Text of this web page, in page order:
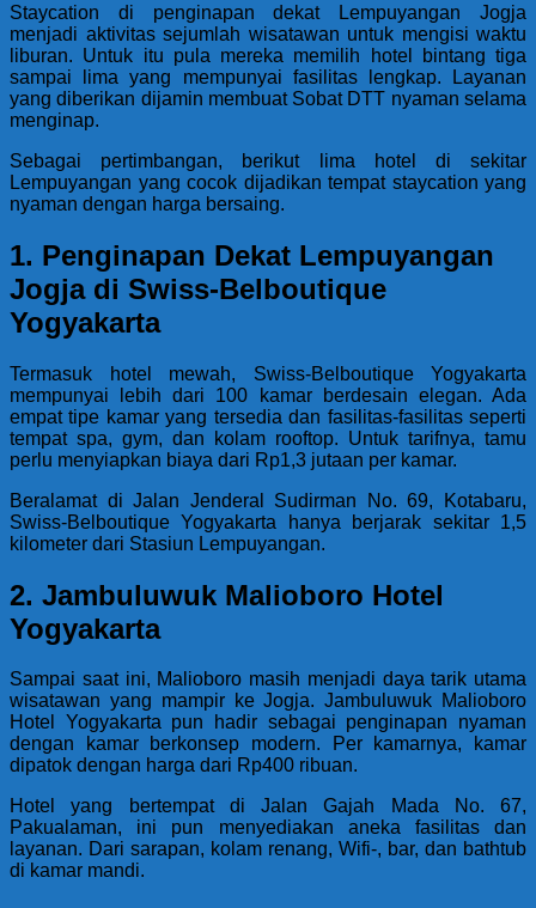
Staycation di penginapan dekat Lempuyangan Jogja
menjadi aktivitas sejumlah wisatawan untuk mengisi waktu
liburan. Untuk itu pula mereka memilih hotel bintang tiga
sampai lima yang mempunyai fasilitas lengkap. Layanan
yang diberikan dijamin membuat Sobat DTT nyaman selama
menginap.
Sebagai pertimbangan, berikut lima hotel di sekitar
Lempuyangan yang cocok dijadikan tempat staycation yang
nyaman dengan harga bersaing.
1. Penginapan Dekat Lempuyangan
Jogja di Swiss-Belboutique
Yogyakarta
Termasuk hotel mewah, Swiss-Belboutique Yogyakarta
mempunyai lebih dari 100 kamar berdesain elegan. Ada
empat tipe kamar yang tersedia dan fasilitas-fasilitas seperti
tempat spa, gym, dan kolam rooftop. Untuk tarifnya, tamu
perlu menyiapkan biaya dari Rp1,3 jutaan per kamar.
Beralamat di Jalan Jenderal Sudirman No. 69, Kotabaru,
Swiss-Belboutique Yogyakarta hanya berjarak sekitar 1,5
kilometer dari Stasiun Lempuyangan.
2. Jambuluwuk Malioboro Hotel
Yogyakarta
Sampai saat ini, Malioboro masih menjadi daya tarik utama
wisatawan yang mampir ke Jogja. Jambuluwuk Malioboro
Hotel Yogyakarta pun hadir sebagai penginapan nyaman
dengan kamar berkonsep modern. Per kamarnya, kamar
dipatok dengan harga dari Rp400 ribuan.
Hotel yang bertempat di Jalan Gajah Mada No. 67,
Pakualaman, ini pun menyediakan aneka fasilitas dan
layanan. Dari sarapan, kolam renang, Wifi-, bar, dan bathtub
di kamar mandi.